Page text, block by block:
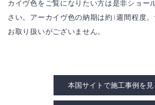
カイヴ色をご覧になりたい方は是非ショー
さい。アーカイヴ色の納期は約1週間程度
お取り扱いがございません。
本国サイトで施工事例を見